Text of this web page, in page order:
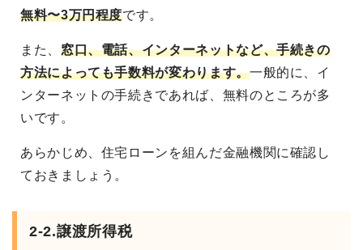
無料〜3万円程度です。
また、 窓口、電話、インターネットなど、手続きの
方法によっても手数料が変わります。一般的に、イ
ンターネットの手続きであれば、無料のところが多
いです。
あらかじめ、住宅ローンを組んだ金融機関に確認し
ておきましょう。
2-2.譲渡所得税